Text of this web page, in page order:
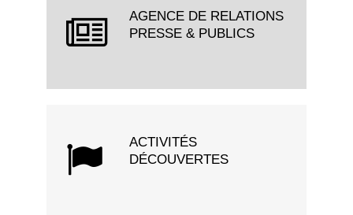
AGENCE DE RELATIONS
PRESSE & PUBLICS
ACTIVITÉS
DÉCOUVERTES